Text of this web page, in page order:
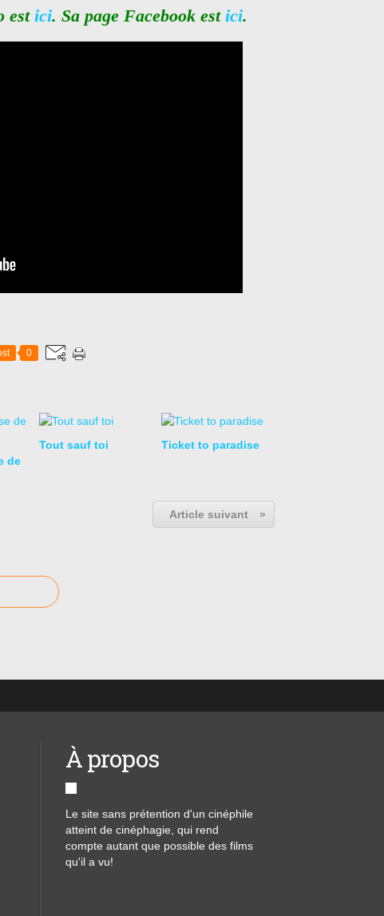
est ici. Sa page Facebook est ici.
0
de
Tout sauf toi Ticket to paradise
Article suivant »
À propos
Le site sans prétention d'un cinéphile
atteint de cinéphagie, qui rend
compte autant que possible des films
qu'il a vu!